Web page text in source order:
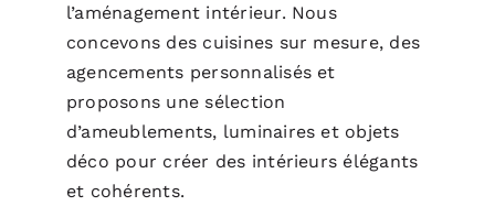
l’aménagement intérieur. Nous
concevons des cuisines sur mesure, des
agencements personnalisés et
proposons une sélection
d’ameublements, luminaires et objets
déco pour créer des intérieurs élégants
et cohérents.